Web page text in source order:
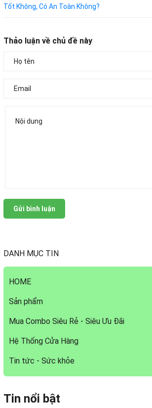
DANH MỤC TIN
HOME
Sản phẩm
Mua Combo Siêu Rẻ - Siêu Ưu Đãi
Hệ Thống Cửa Hàng
Tin tức - Sức khỏe
Tin nổi bật
Tốt Không, Có An Toàn Không?
Thảo luận về chủ đề này
Gửi bình luận